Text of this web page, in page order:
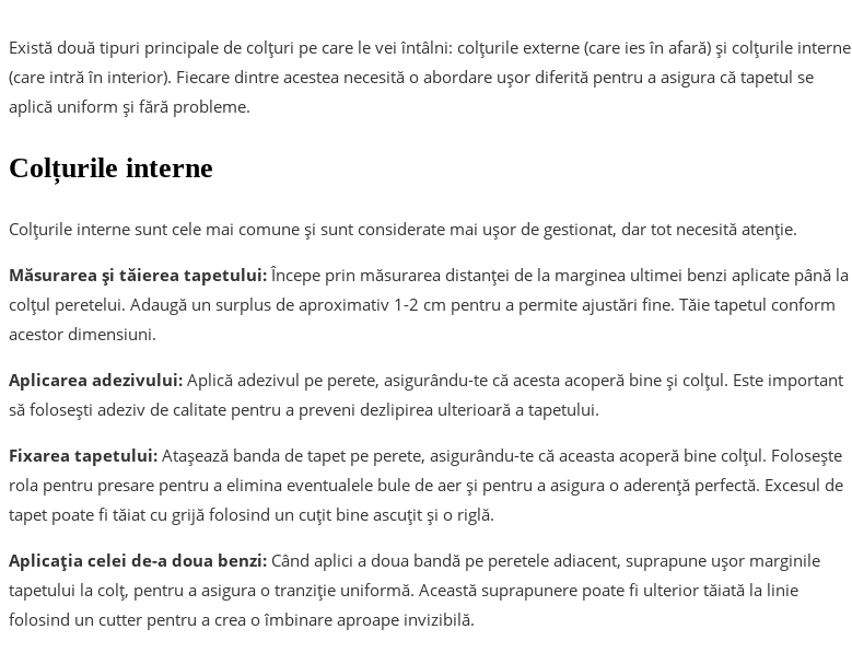
Există două tipuri principale de colțuri pe care le vei întâlni: colțurile externe (care ies în afară) și colțurile interne
(care intră în interior). Fiecare dintre acestea necesită o abordare ușor diferită pentru a asigura că tapetul se
aplică uniform și fără probleme.
Colțurile interne
Colțurile interne sunt cele mai comune și sunt considerate mai ușor de gestionat, dar tot necesită atenție.
Măsurarea și tăierea tapetului:Începe prin măsurarea distanței de la marginea ultimei benzi aplicate până la
colțul peretelui. Adaugă un surplus de aproximativ 1-2 cm pentru a permite ajustări fine. Tăie tapetul conform
acestor dimensiuni.
Aplicarea adezivului: Aplică adezivul pe perete, asigurându-te că acesta acoperă bine și colțul. Este important
să folosești adeziv de calitate pentru a preveni dezlipirea ulterioară a tapetului.
Fixarea tapetului: Atașează banda de tapet pe perete, asigurându-te că aceasta acoperă bine colțul. Folosește
rola pentru presare pentru a elimina eventualele bule de aer și pentru a asigura o aderență perfectă. Excesul de
tapet poate fi tăiat cu grijă folosind un cuțit bine ascuțit și o riglă.
Aplicația celei de-a doua benzi: Când aplici a doua bandă pe peretele adiacent, suprapune ușor marginile
tapetului la colț, pentru a asigura o tranziție uniformă. Această suprapunere poate fi ulterior tăiată la linie
folosind un cutter pentru a crea o îmbinare aproape invizibilă.